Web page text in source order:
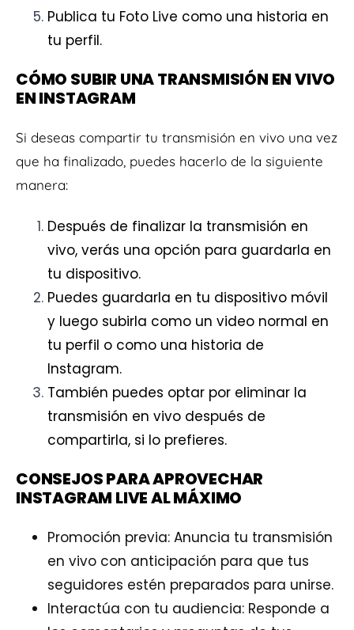
Publica tu Foto Live como una historia en
tu perfil.
CÓMO SUBIR UNA TRANSMISIÓN EN VIVO
EN INSTAGRAM
Si deseas compartir tu transmisión en vivo una vez
que ha finalizado, puedes hacerlo de la siguiente
manera:
Después de finalizar la transmisión en
vivo, verás una opción para guardarla en
tu dispositivo.
Puedes guardarla en tu dispositivo móvil
y luego subirla como un video normal en
tu perfil o como una historia de
Instagram.
También puedes optar por eliminar la
transmisión en vivo después de
compartirla, si lo prefieres.
CONSEJOS PARA APROVECHAR
INSTAGRAM LIVE AL MÁXIMO
Promoción previa: Anuncia tu transmisión
en vivo con anticipación para que tus
seguidores estén preparados para unirse.
Interactúa con tu audiencia: Responde a